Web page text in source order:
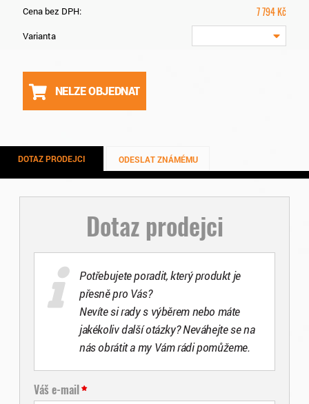
Cena bez DPH: 7 794Kč
Varianta
NELZE OBJEDNAT
DOTAZ PRODEJCI ODESLAT ZNÁMÉMU
Dotaz prodejci
Potřebujete poradit, který produkt je
přesně pro Vás?
Nevíte si rady s výběrem nebo máte
jakékoliv další otázky? Neváhejte se na
nás obrátit a my Vám rádi pomůžeme.
Váš e-mail